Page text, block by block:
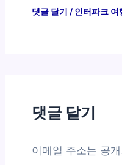
댓글 달기 / 인터파크 여
댓글 달기
이메일 주소는 공